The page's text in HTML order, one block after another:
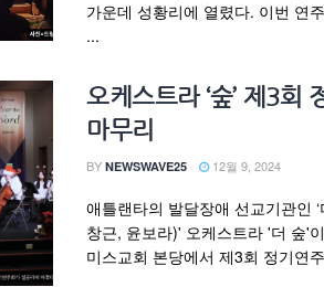
가운데 성황리에 열렸다. 이번 연
...
오케스트라 ‘숲’ 제3회
마무리
BY NEWSWAVE25 12월 9, 2024
애틀랜타의 발달장애 선교기관인
창근, 윤보라)' 오케스트라 '더 숲'
미스교회 본당에서 제3회 정기연